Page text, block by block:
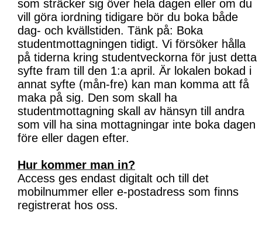
som sträcker sig över hela dagen eller om du
vill göra iordning tidigare bör du boka både
dag- och kvällstiden. Tänk på: Boka
studentmottagningen tidigt. Vi försöker hålla
på tiderna kring studentveckorna för just detta
syfte fram till den 1:a april. Är lokalen bokad i
annat syfte (mån-fre) kan man komma att få
maka på sig. Den som skall ha
studentmottagning skall av hänsyn till andra
som vill ha sina mottagningar inte boka dagen
före eller dagen efter.
Hur kommer man in?
Access ges endast digitalt och till det
mobilnummer eller e-postadress som finns
registrerat hos oss.